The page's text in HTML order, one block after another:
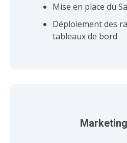
Mise en place du
Déploiement des
tableaux de bord